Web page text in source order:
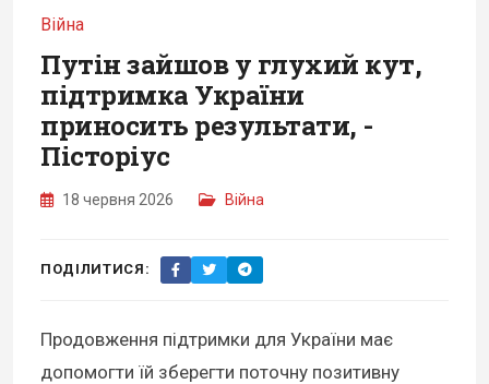
Війна
Путін зайшов у глухий кут,
підтримка України
приносить результати, -
Пісторіус
18 червня 2026 Війна
ПОДІЛИТИСЯ:
Продовження підтримки для України має
допомогти їй зберегти поточну позитивну